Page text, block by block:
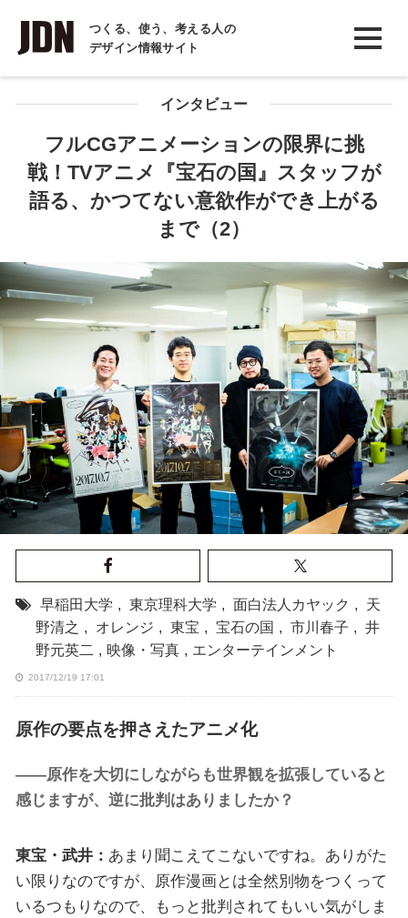
つくる、使う、考える人の
デザイン情報サイト
INTERVIEW
インタビュー
REPORT
COLUMN
コラム
インタビュー
フルCGアニメーションの限界に挑
戦！TVアニメ『宝石の国』スタッフが
語る、かつてない意欲作ができ上がる
まで（2）
早稲田大学 , 東京理科大学 , 面白法人カヤック ,
天
野清之 , オレンジ , 東宝 , 宝石の国 , 市川春子 , 井
野元英二 , 映像・写真 , エンターテインメント
2017/12/19 17:01
原作の要点を押さえたアニメ化
――原作を大切にしながらも世界観を拡張していると
感じますが、逆に批判はありましたか？
東宝・武井： あまり聞こえてこないですね。ありがた
い限りなのですが、原作漫画とは全然別物をつくって
いるつもりなので、もっと批判されてもいい気がしま